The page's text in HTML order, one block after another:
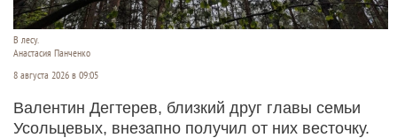
В лесу.
Анастасия Панченко
8 августа 2026 в 09:05
Валентин Дегтерев, близкий друг главы семьи
Усольцевых, внезапно получил от них весточку.